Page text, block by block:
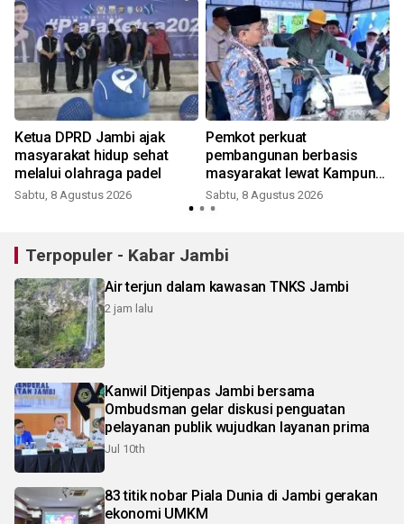
Ketua DPRD Jambi ajak
masyarakat hidup sehat
melalui olahraga padel
Sabtu, 8 Agustus 2026
Pemkot perkuat
pembangunan berbasis
masyarakat lewat Kampung
Bahagia
Sabtu, 8 Agustus 2026
Terpopuler - Kabar Jambi
Air terjun dalam kawasan TNKS Jambi
2 jam lalu
Kanwil Ditjenpas Jambi bersama
Ombudsman gelar diskusi penguatan
pelayanan publik wujudkan layanan prima
Jul 10th
83 titik nobar Piala Dunia di Jambi gerakan
ekonomi UMKM